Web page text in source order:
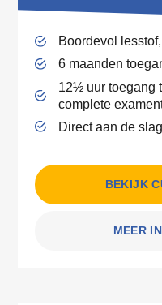
Boordevol
6 maanden
12½ uur toegang
complete
Direct aan de slag
BEKIJK
MEER